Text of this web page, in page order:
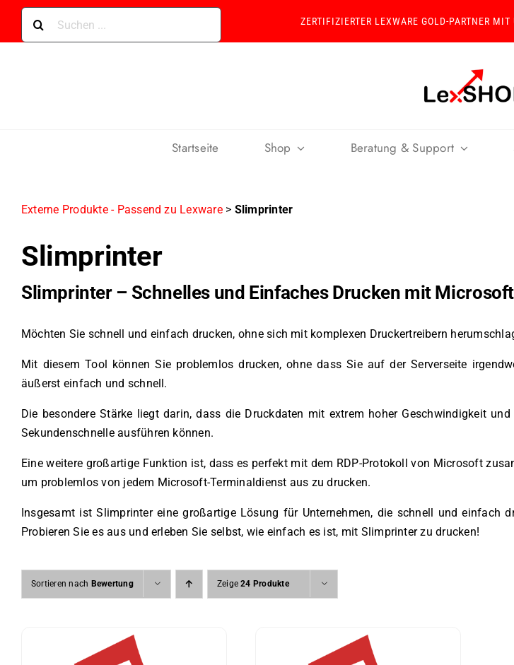
Skip
content
nach:
ZERTIFIZIERTER LEXWARE GOLD-PARTNER
Startseite Shop Beratung & Support
Externe Produkte - Passend zu Lexware> Slimprinter
Slimprinter
Slimprinter – Schnelles und Einfaches Drucken mit
Möchten Sie schnell und einfach drucken, ohne sich mit komplexen Druckertreibern
Mit diesem Tool können Sie problemlos drucken, ohne dass Sie auf der Serverseite
äußerst einfach und schnell.
Die besondere Stärke liegt darin, dass die Druckdaten mit extrem hoher Geschwindigkeit
Sekundenschnelle ausführen können.
Eine weitere großartige Funktion ist, dass es perfekt mit dem RDP-Protokoll von Microsoft
um problemlos von jedem Microsoft-Terminaldienst aus zu drucken.
Insgesamt ist Slimprinter eine großartige Lösung für Unternehmen, die schnell und einfach
Probieren Sie es aus und erleben Sie selbst, wie einfach es ist, mit Slimprinter zu drucken!
Sortieren nach Bewertung Zeige24 Produkte